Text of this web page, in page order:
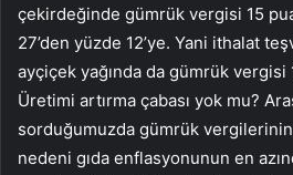
çekirdeğinde gümrük vergisi 15
27’den yüzde 12’ye. Yani ithalat
ayçiçek yağında da gümrük
Üretimi artırma çabası yok mu?
sorduğumuzda gümrük
nedeni gıda enflasyonunun en